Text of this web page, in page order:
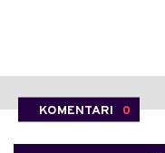
KOMENTARI 0